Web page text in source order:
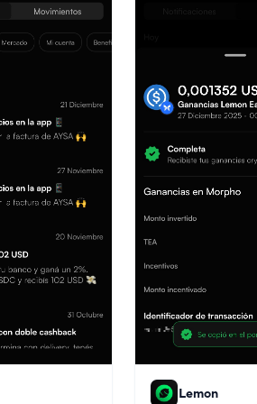
Lemon